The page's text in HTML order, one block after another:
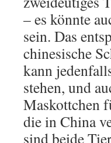
– es könnte
sein. Das
chinesische
kann
stehen, und
Maskottchen
die in China
sind beide